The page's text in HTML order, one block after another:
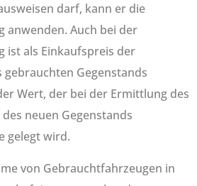
darf, kann er die
anwenden. Auch bei der
ist als Einkaufspreis der
Gegenstands
Wert, der bei der Ermittlung des
neuen Gegenstands
gelegt wird.
von Gebrauchtfahrzeugen in